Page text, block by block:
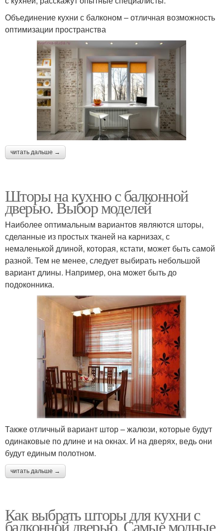
Объединение кухни с балконом – отличная возможность
оптимизации пространства
читать дальше →
Шторы на кухню с балконной
дверью. Выбор моделей
Наиболее оптимальным вариантов являются шторы,
сделанные из простых тканей на карнизах, с
немаленькой длиной, которая, кстати, может быть самой
разной. Тем не менее, следует выбирать небольшой
вариант длины. Например, она может быть до
подоконника.
Также отличный вариант штор – жалюзи, которые будут
одинаковые по длине и на окнах. И на дверях, ведь они
будут единым полотном.
читать дальше →
Как выбрать шторы для кухни с
балконной дверью. Самые модные